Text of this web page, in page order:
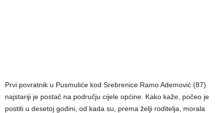
Prvi povratnik u Pusmuliće kod Srebrenice Ramo Ademović (87)
najstariji je postač na području cijele općine. Kako kaže, počeo je
postiti u desetoj godini, od kada su, prema želji roditelja, morala